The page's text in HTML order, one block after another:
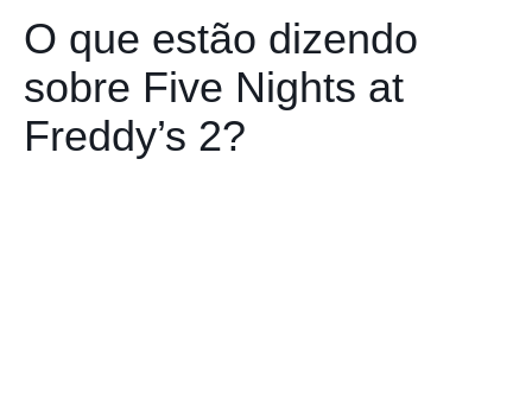
O que estão dizendo
sobre Five Nights at
Freddy’s 2?